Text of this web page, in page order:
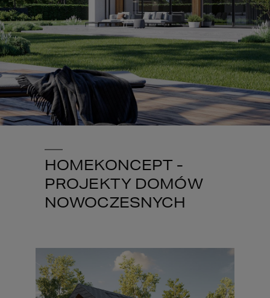
HOMEKONCEPT -
PROJEKTY DOMÓW
NOWOCZESNYCH